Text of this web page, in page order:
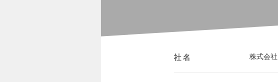
社名 株式会